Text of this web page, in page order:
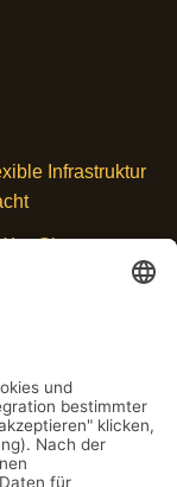
Infrastruktur
Sie von
Was
Geld bringen